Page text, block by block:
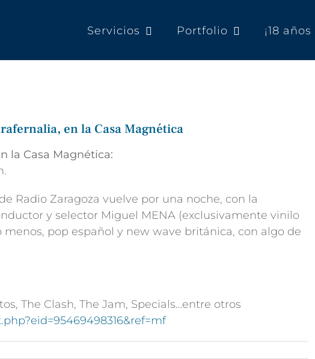
Servicios Portfolio ¡18
en la Casa Magnética
la Casa Magnética:
Radio Zaragoza vuelve por una noche, con la
y selector Miguel MENA (exclusivamente vinilo
pop español y new wave británica, con algo de
The Clash, The Jam, Specials…entre otros